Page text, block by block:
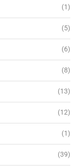
(1)
(5)
(6)
(8)
(13)
(12)
(1)
(39)